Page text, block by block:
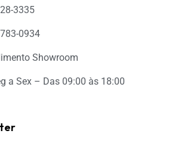
3335
0934
Showroom
a Sex – Das 09:00 às 18:00